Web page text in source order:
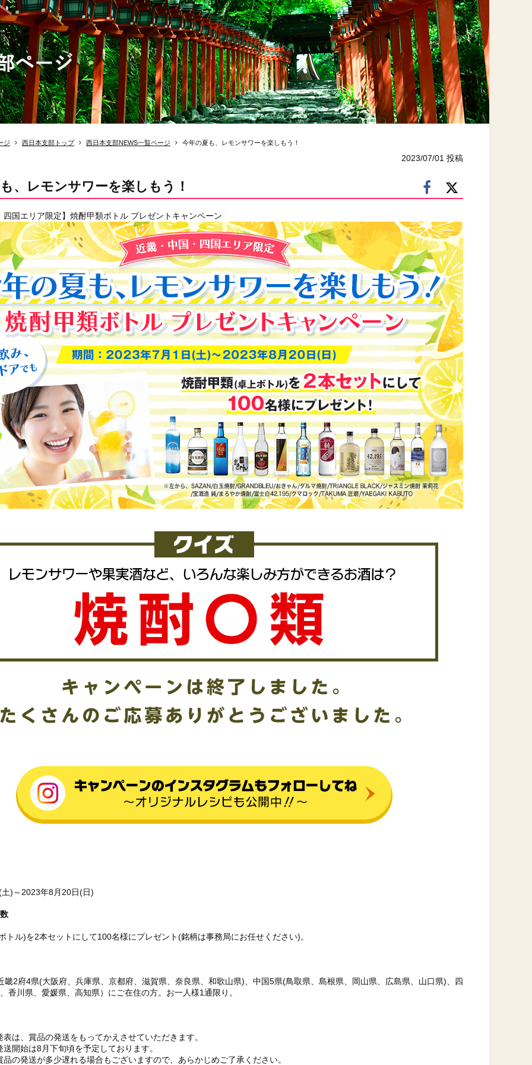
ジ 西日本支部トップ 西日本支部NEWS一覧ページ 今年の夏も、レモンサワーを楽しもう！
2023/07/01 投稿
、レモンサワーを楽しもう！
四国エリア限定】焼酎甲類ボトル プレゼントキャンペーン
)～2023年8月20日(日)
トル)を2本セットにして100名様にプレゼント(銘柄は事務局にお任せください)。
畿2府4県(大阪府、兵庫県、京都府、滋賀県、奈良県、和歌山県)、中国5県(鳥取県、島根県、岡山県、広島県、山口県)、四
香川県、愛媛県、高知県）にご在住の方。お一人様1通限り。
表は、賞品の発送をもってかえさせていただきます。
送開始は8月下旬頃を予定しております。
品の発送が多少遅れる場合もございますので、あらかじめご了承ください。